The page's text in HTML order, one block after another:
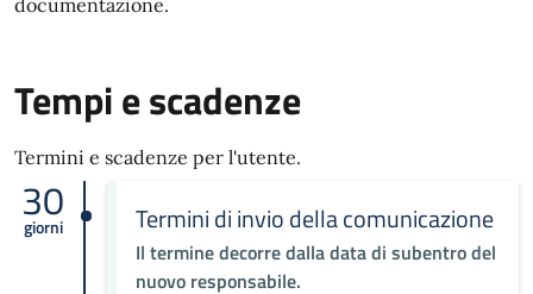
documentazione.
Tempi e scadenze
Termini e scadenze per l'utente.
30
giorni Termini di invio della comunicazione
Il termine decorre dalla data di subentro del
nuovo responsabile.